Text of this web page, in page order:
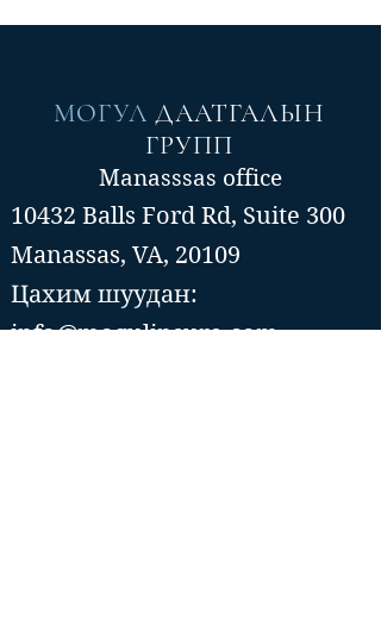
МОГУЛ ДААТГАЛЫН
ГРУПП
Manasssas office
10432 Balls Ford Rd, Suite 300
Manassas, VA, 20109
Цахим шуудан:
info@mogulinsure.com